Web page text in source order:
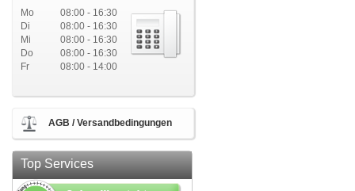
Mo
08:00 - 16:30
Di
08:00 - 16:30
Mi
08:00 - 16:30
Do
08:00 - 16:30
Fr
08:00 - 14:00
AGB / Versandbedingungen
Top Services